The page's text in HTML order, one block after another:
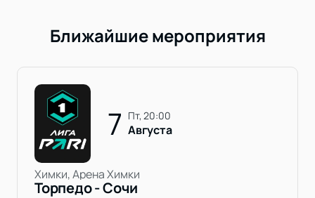
Ближайшие мероприятия
7 пт, 20:00
Августа
Химки, Арена Химки
Торпедо - Сочи